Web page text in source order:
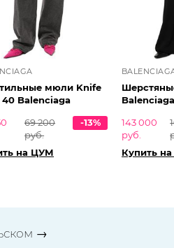
мюли Knife
40 Balenciaga
69 200
руб.
-13%
на ЦУМ
Balenciaga
143 000
руб.
Купить
→